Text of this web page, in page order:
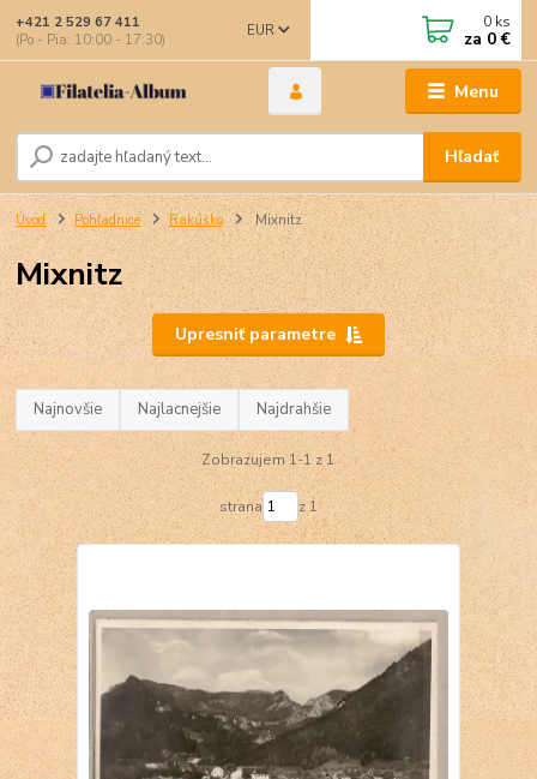
Menu
EUR
Hľadať
+421 2 529 67 411
(Po - Pia: 10:00 - 17:30)
0 ks
za 0 €
Úvod Pohľadnice Rakúsko Mixnitz
Mixnitz
Upresniť parametre
Najnovšie Najlacnejšie Najdrahšie
Zobrazujem 1-1 z 1
strana z 1